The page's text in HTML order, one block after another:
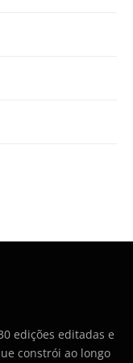
edições editadas e
constrói ao longo